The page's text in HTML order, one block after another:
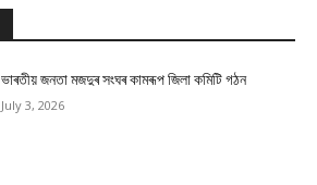
ভাৰতীয় জনতা মজদুৰ সংঘৰ কামৰূপ জিলা কমিটি গঠন
July 3, 2026